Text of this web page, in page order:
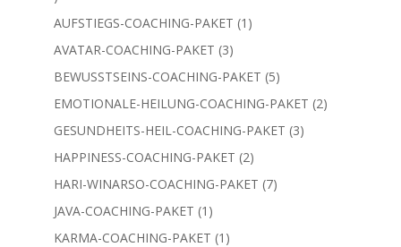
Produkt
AUFSTIEGS-COACHING-PAKET 1 1
AVATAR-COACHING-PAKET 33
Produkte
BEWUSSTSEINS-COACHING-PAKET 55
Produkte
EMOTIONALE-HEILUNG-COACHING-PAKET 22
GESUNDHEITS-HEIL-COACHING-PAKET 33
HAPPINESS-COACHING-PAKET 22
Produkte
HARI-WINARSO-COACHING-PAKET 77
JAVA-COACHING-PAKET 1 1
Produkt
KARMA-COACHING-PAKET 1 1